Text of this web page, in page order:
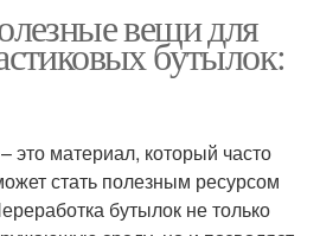
вещи для
бутылок:
это материал, который часто
стать полезным ресурсом
бутылок не только